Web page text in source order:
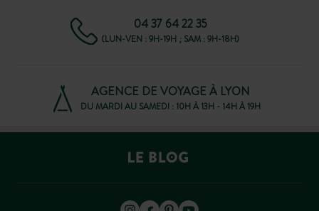
04 37 64 22 35
(LUN-VEN : 9H-19H ; SAM : 9H-18H)
AGENCE DE VOYAGE À LYON
DU MARDI AU SAMEDI : 10H À 13H - 14H À 19H